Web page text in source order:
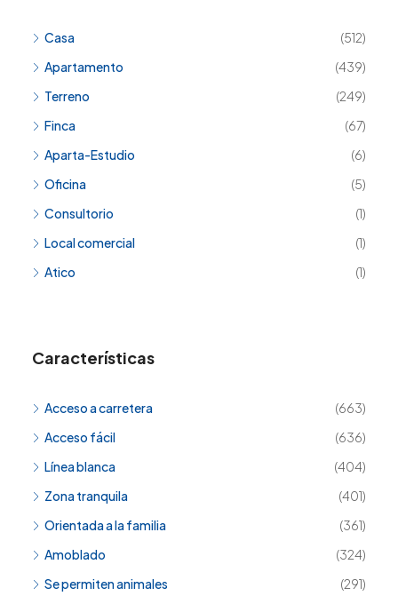
Casa
(512)
Apartamento
(439)
Terreno
(249)
Finca
(67)
Aparta-Estudio
(6)
Oficina
(5)
Consultorio
(1)
Local comercial
(1)
Atico
(1)
Características
Acceso a carretera
(663)
Acceso fácil
(636)
Línea blanca
(404)
Zona tranquila
(401)
Orientada a la familia
(361)
Amoblado
(324)
Se permiten animales
(291)